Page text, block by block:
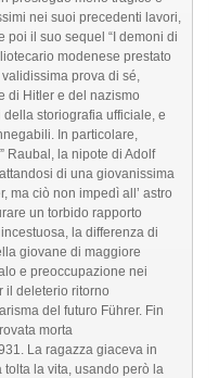
nei suoi precedenti lavori,
poi il suo sequel “I demoni di
modenese prestato
prova di sé,
di Hitler e del nazismo
storiografia ufficiale, e
In particolare,
Raubal, la nipote di Adolf
di una giovanissima
ma ciò non impedì all’ astro
un torbido rapporto
la differenza di
giovane di maggiore
e preoccupazione nei
il deleterio ritorno
del futuro Führer. Fin
morta
La ragazza giaceva in
la vita, usando però la